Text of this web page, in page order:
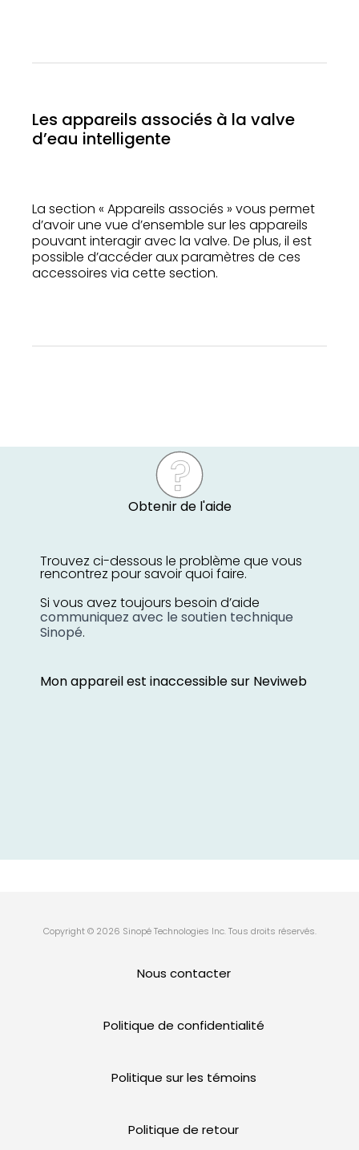
Les appareils associés à la valve
d’eau intelligente
La section « Appareils associés » vous permet
d’avoir une vue d’ensemble sur les appareils
pouvant interagir avec la valve. De plus, il est
possible d’accéder aux paramètres de ces
accessoires via cette section.
Obtenir de l'aide
Trouvez ci-dessous le problème que vous
rencontrez pour savoir quoi faire.
Si vous avez toujours besoin d’aide
communiquez avec le soutien technique
Sinopé.
Mon appareil est inaccessible sur Neviweb
Copyright © 2026 Sinopé Technologies Inc. Tous droits réservés.
Nous contacter
Politique de confidentialité
Politique sur les témoins
Politique de retour